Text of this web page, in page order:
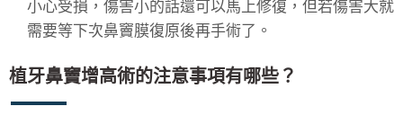
小心受損，傷害小的話還可以馬上修復，但若傷害大就
需要等下次鼻竇膜復原後再手術了。
植牙鼻竇增高術的注意事項有哪些？